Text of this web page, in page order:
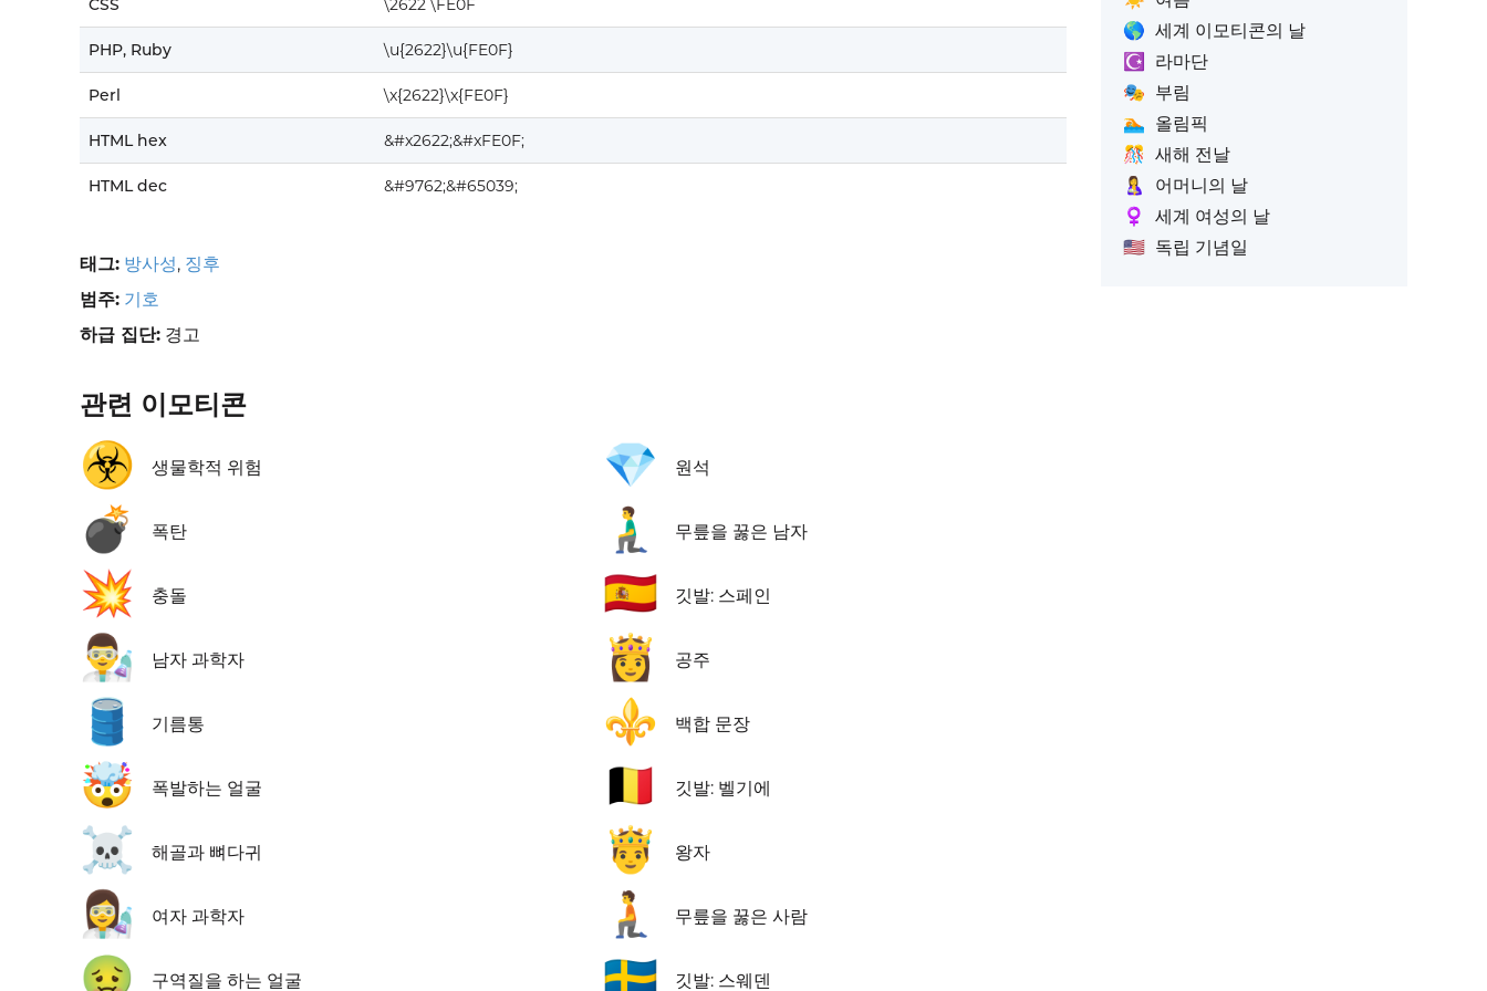
CSS \2622 \FE0F
PHP, Ruby \u{2622}\u{FE0F}
Perl \x{2622}\x{FE0F}
HTML hex &#x2622;&#xFE0F;
HTML dec &#9762;&#65039;
태그: 방사성, 징후
범주: 기호
하급 집단: 경고
관련 이모티콘
☣️ 생물학적 위험
💣 폭탄
💥 충돌
👨‍🔬 남자 과학자
🛢️ 기름통
🤯 폭발하는 얼굴
☠️ 해골과 뼈다귀
👩‍🔬 여자 과학자
🤢 구역질을 하는 얼굴
💎 원석
🧎‍♂️ 무릎을 꿇은 남자
🇪🇸 깃발: 스페인
👸 공주
⚜️ 백합 문장
🇧🇪 깃발: 벨기에
🤴 왕자
🧎 무릎을 꿇은 사람
🇸🇪 깃발: 스웨덴
🌎 세계 이모티콘의 날
☪️
라마단
🎭 부림
🏊 올림픽
🎊 새해 전날
🤱
어머니의 날
♀️
세계 여성의 날
🇺🇸 독립 기념일